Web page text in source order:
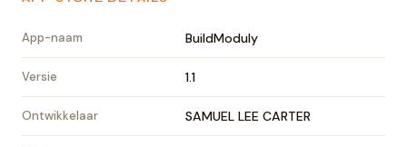
App-naam BuildModuly
Versie 1.1
Ontwikkelaar SAMUEL LEE CARTER